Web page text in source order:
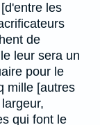
les
de
leur sera un
pour le
mille [autres
qui font le